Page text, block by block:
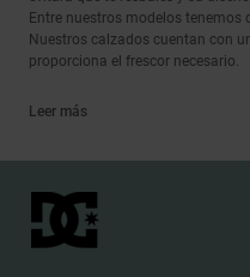
Entre nuestros modelos tenemos
Nuestros calzados cuentan con
proporciona el frescor necesario.
Leer más